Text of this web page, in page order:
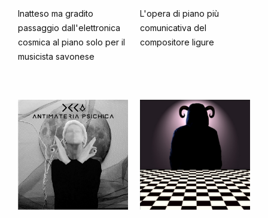
Inatteso ma gradito
passaggio dall'elettronica
cosmica al piano solo per il
musicista savonese
L'opera di piano più
comunicativa del
compositore ligure